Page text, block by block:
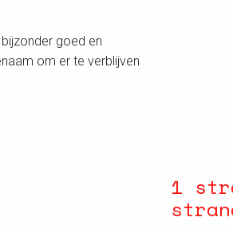
goed en
om er te verblijven
1